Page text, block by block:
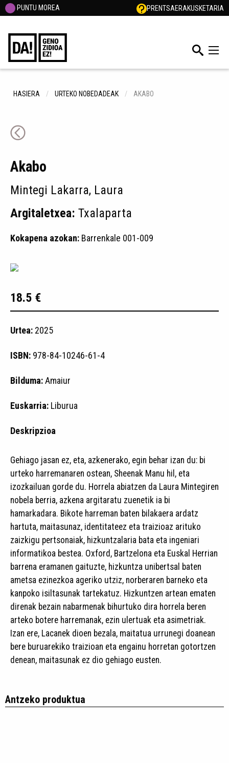
PUNTU MOREA PRENTSAERAKUSKETARIA
HASIERA URTEKO NOBEDADEAK AKABO
Akabo
Mintegi Lakarra, Laura
Argitaletxea: Txalaparta
Kokapena azokan: Barrenkale 001-009
18.5 €
Urtea: 2025
ISBN: 978-84-10246-61-4
Bilduma:Amaiur
Euskarria: Liburua
Deskripzioa
Gehiago jasan ez, eta, azkenerako, egin behar izan du: bi
urteko harremanaren ostean, Sheenak Manu hil, eta
izozkailuan gorde du. Horrela abiatzen da Laura Mintegiren
nobela berria, azkena argitaratu zuenetik ia bi
hamarkadara. Bikote harreman baten bilakaera ardatz
hartuta, maitasunaz, identitateez eta traizioaz arituko
zaizkigu pertsonaiak, hizkuntzalaria bata eta ingeniari
informatikoa bestea. Oxford, Bartzelona eta Euskal Herrian
barrena eramanen gaituzte, hizkuntza unibertsal baten
ametsa ezinezkoa ageriko utziz, norberaren barneko eta
kanpoko isiltasunak tartekatuz. Hizkuntzen artean ematen
direnak bezain nabarmenak bihurtuko dira horrela beren
arteko botere harremanak, ezin ulertuak eta asimetriak.
Izan ere, Lacanek dioen bezala, maitatua urrunegi doanean
bere buruarekiko traizioan eta engainu horretan gotortzen
denean, maitasunak ez dio gehiago eusten.
Antzeko produktua